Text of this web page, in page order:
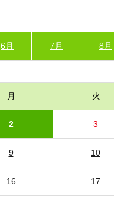
6月 7月 8月
月 火
2 3
9 10
16 17